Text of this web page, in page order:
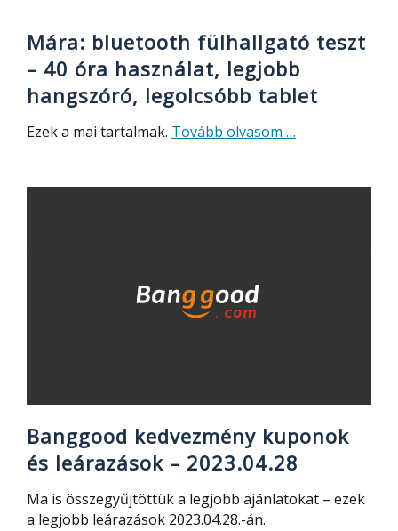
Mára: bluetooth fülhallgató teszt
– 40 óra használat, legjobb
hangszóró, legolcsóbb tablet
Ezek a mai tartalmak. Tovább olvasom about
fülhallgató
…
Banggood kedvezmény kuponok
és leárazások – 2023.04.28
Ma is összegyűjtöttük a legjobb ajánlatokat – ezek
a legjobb leárazások 2023.04.28.-án.